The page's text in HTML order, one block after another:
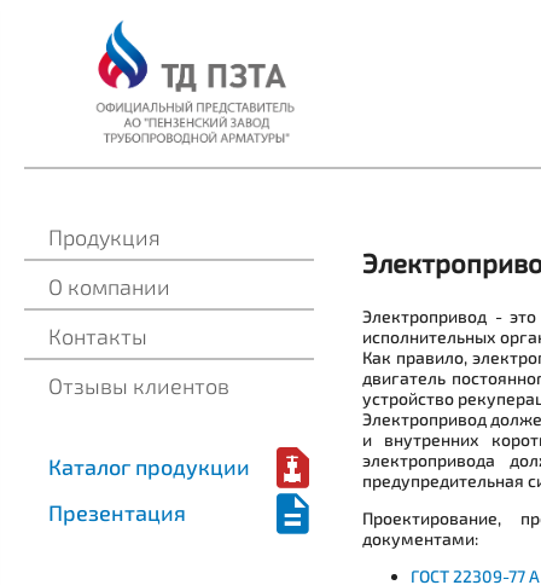
Электропривод -
исполнительных
Как правило,
двигатель
устройство
Электропривод
и внутренних
электропривода
предупредительная
Проектирование,
документами:
ГОСТ 22309-77
Продукция
О компании
Контакты
Отзывы клиентов
Каталог продукции
Презентация